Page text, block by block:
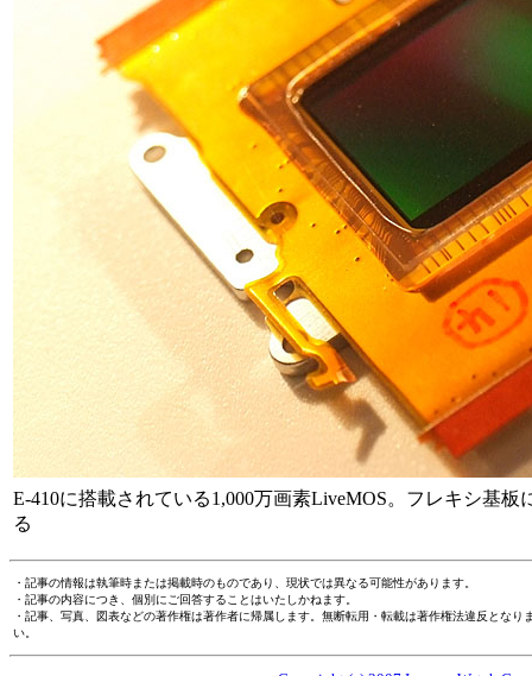
E-410に搭載されている1,000万画素LiveMOS。フレキシ基
る
・記事の情報は執筆時または掲載時のものであり、現状では異なる可能性があります。
・記事の内容につき、個別にご回答することはいたしかねます。
・記事、写真、図表などの著作権は著作者に帰属します。無断転用・転載は著作権法違反とな
い。